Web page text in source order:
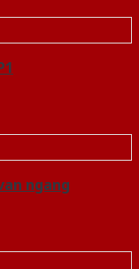
ngang